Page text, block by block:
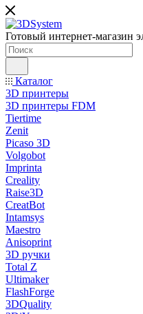
Готовый интернет-магазин
Каталог
3D принтеры
3D принтеры FDM
Tiertime
Zenit
Picaso 3D
Volgobot
Imprinta
Creality
Raise3D
CreatBot
Intamsys
Maestro
Anisoprint
3D ручки
Total Z
Ultimaker
FlashForge
3DQuality